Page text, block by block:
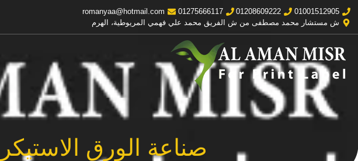
01001512905
01208609222
01275666117
romanyaa@hotmail.com
ش مستشار محمد مصطفى من ش الفريق محمد علي فهمي المريوطية، الهرم
صناعة الورق